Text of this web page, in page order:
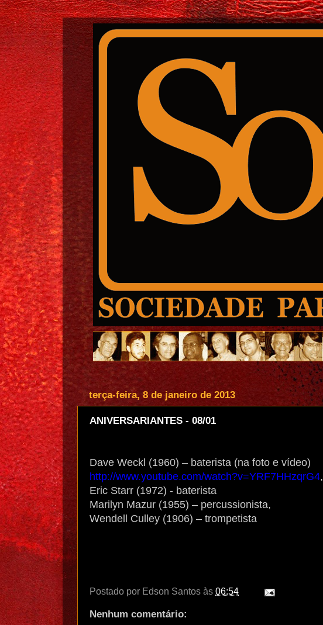
terça-feira, 8 de janeiro de 2013
ANIVERSARIANTES - 08/01
Dave Weckl (1960) – baterista (na foto e vídeo)
http://www.youtube.com/watch?v=YRF7HHzqrG4,
Eric Starr (1972) - baterista
Marilyn Mazur (1955) – percussionista,
Wendell Culley (1906) – trompetista
Postado por Edson Santos às 06:54
Nenhum comentário: